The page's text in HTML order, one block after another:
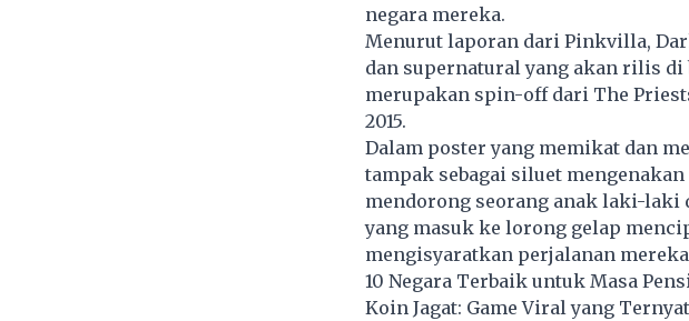
negara mereka.
Menurut laporan dari Pinkvilla,
dan supernatural yang akan rilis di
merupakan spin-off dari The
2015.
Dalam poster yang memikat dan
tampak sebagai siluet
mendorong seorang anak laki-laki
yang masuk ke lorong gelap
mengisyaratkan perjalanan
10 Negara Terbaik untuk Masa
Koin Jagat: Game Viral yang